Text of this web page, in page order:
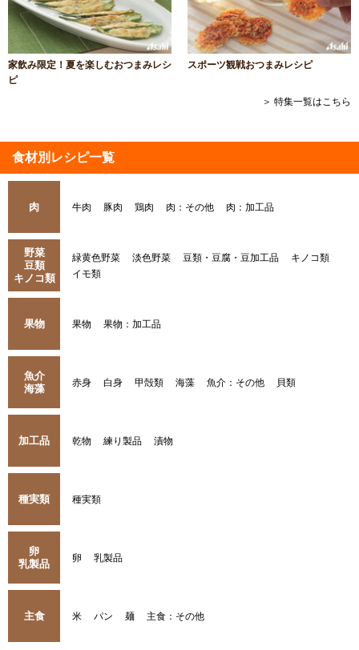
家飲み限定！夏を楽しむおつまみレシ
ピ
スポーツ観戦おつまみレシピ
＞ 特集一覧はこちら
食材別レシピ一覧
肉 牛肉 豚肉 鶏肉 肉：その他 肉：加工品
野菜
豆類
キノコ類
緑黄色野菜 淡色野菜 豆類・豆腐・豆加工品
キノコ類
イモ類
果物 果物 果物：加工品
魚介
海藻
赤身 白身 甲殻類 海藻 魚介：その他 貝類
加工品 乾物 練り製品 漬物
種実類 種実類
卵
乳製品
卵 乳製品
主食 米 パン 麺 主食：その他